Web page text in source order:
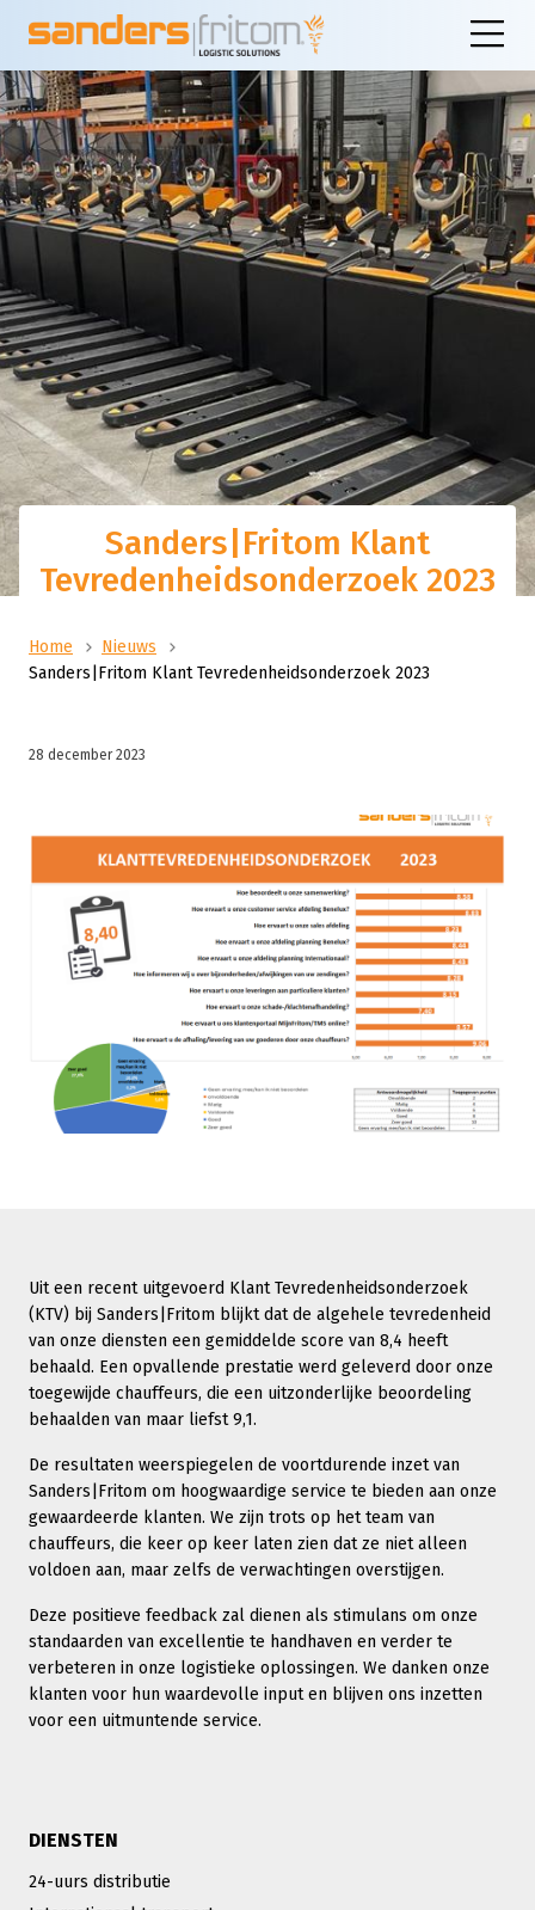
Sanders|Fritom Klant
Tevredenheidsonderzoek 2023
Home
Nieuws
Sanders|Fritom Klant Tevredenheidsonderzoek 2023
28 december 2023
Uit een recent uitgevoerd Klant Tevredenheidsonderzoek
(KTV) bij Sanders|Fritom blijkt dat de algehele tevredenheid
van onze diensten een gemiddelde score van 8,4 heeft
behaald. Een opvallende prestatie werd geleverd door onze
toegewijde chauffeurs, die een uitzonderlijke beoordeling
behaalden van maar liefst 9,1.
De resultaten weerspiegelen de voortdurende inzet van
Sanders|Fritom om hoogwaardige service te bieden aan onze
gewaardeerde klanten. We zijn trots op het team van
chauffeurs, die keer op keer laten zien dat ze niet alleen
voldoen aan, maar zelfs de verwachtingen overstijgen.
Deze positieve feedback zal dienen als stimulans om onze
standaarden van excellentie te handhaven en verder te
verbeteren in onze logistieke oplossingen. We danken onze
klanten voor hun waardevolle input en blijven ons inzetten
voor een uitmuntende service.
DIENSTEN
24-uurs distributie